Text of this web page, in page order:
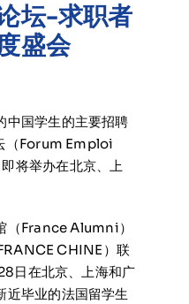
坛-求职者
盛会
中国学生的主要招聘
（Forum Emploi
将举办在北京、上
（France Alumni）
CHINE）联
日在北京、上海和广
近毕业的法国留学生